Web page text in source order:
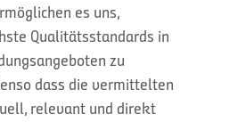
es uns,
Qualitätsstandards in
zu
dass die vermittelten
relevant und direkt